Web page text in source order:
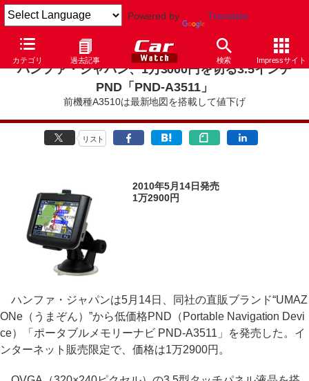
Powered by Translate
カテゴリ 過去記事 検索 Impressサイト
ハンファ・ジャパン、1万3000円を切る3.5インチ
PND「PND-A3511」
前機種A3510は最新地図を搭載して値下げ
リスト
2010年5月14日発売
1万2900円
ハンファ・ジャパンは5月14日、同社の直販ブランド“UMAZ
ONe（うまぞん）”から低価格PND（Portable Navigation Devi
ce）「ポータブルメモリーナビ PND-A3511」を発売した。イ
ンターネット販売限定で、価格は1万2900円。